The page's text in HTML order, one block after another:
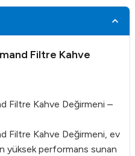
Filtre Kahve
Filtre Kahve Değirmeni –
Filtre Kahve Değirmeni, ev
yüksek performans sunan